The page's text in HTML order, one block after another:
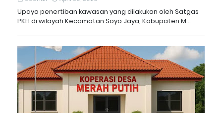
Upaya penertiban kawasan yang dilakukan oleh Satgas
PKH di wilayah Kecamatan Soyo Jaya, Kabupaten M…